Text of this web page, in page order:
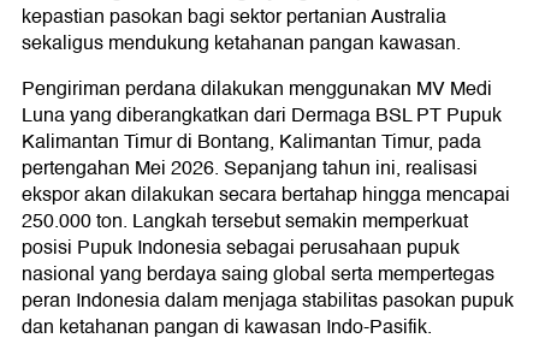
kepastian pasokan bagi sektor pertanian Australia
sekaligus mendukung ketahanan pangan kawasan.
Pengiriman perdana dilakukan menggunakan MV Medi
Luna yang diberangkatkan dari Dermaga BSL PT Pupuk
Kalimantan Timur di Bontang, Kalimantan Timur, pada
pertengahan Mei 2026. Sepanjang tahun ini, realisasi
ekspor akan dilakukan secara bertahap hingga mencapai
250.000 ton. Langkah tersebut semakin memperkuat
posisi Pupuk Indonesia sebagai perusahaan pupuk
nasional yang berdaya saing global serta mempertegas
peran Indonesia dalam menjaga stabilitas pasokan pupuk
dan ketahanan pangan di kawasan Indo-Pasifik.